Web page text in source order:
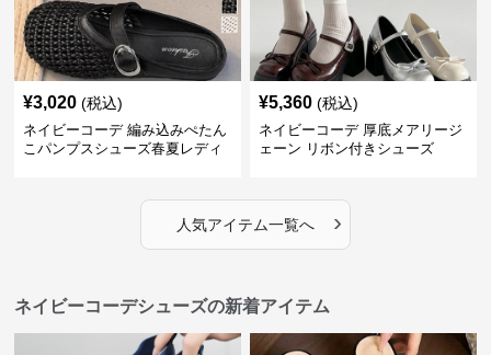
¥3,020 (税込)
ネイビーコーデ 編み込みぺたん
こパンプスシューズ春夏レディ
¥5,360 (税込)
ネイビーコーデ 厚底メアリージ
ェーン リボン付きシューズ
人気アイテム一覧へ ›
ネイビーコーデシューズの新着アイテム